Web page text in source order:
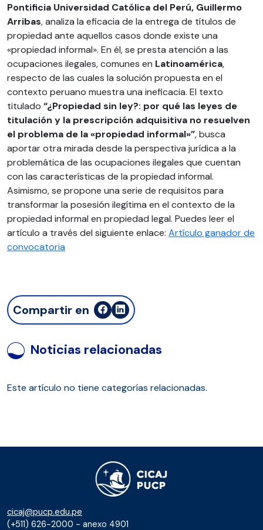
Pontificia Universidad Católica del Perú, Guillermo
Arribas, analiza la eficacia de la entrega de títulos de
propiedad ante aquellos casos donde existe una
«propiedad informal». En él, se presta atención a las
ocupaciones ilegales, comunes en Latinoamérica,
respecto de las cuales la solución propuesta en el
contexto peruano muestra una ineficacia. El texto
titulado “¿Propiedad sin ley?: por qué las leyes de
titulación y la prescripción adquisitiva no resuelven
el problema de la «propiedad informal»”, busca
aportar otra mirada desde la perspectiva jurídica a la
problemática de las ocupaciones ilegales que cuentan
con las características de la propiedad informal.
Asimismo, se propone una serie de requisitos para
transformar la posesión ilegítima en el contexto de la
propiedad informal en propiedad legal. Puedes leer el
artículo a través del siguiente enlace: Artículo ganador de
convocatoria
Compartir en
Noticias relacionadas
Este artículo no tiene categorías relacionadas.
cicaj@pucp.edu.pe
(+511) 626-2000 - anexo 4901